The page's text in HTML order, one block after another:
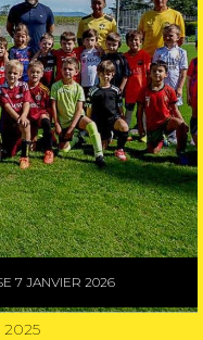
7 JANVIER 2026